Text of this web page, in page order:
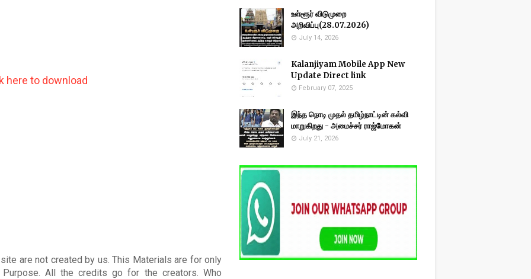
here to download
are not created by us. This Materials are for only
Purpose. All the credits go for the creators. Who
உள்ளூர் விடுமுறை
அறிவிப்பு(28.07.2026)
July 14, 2026
Kalanjiyam Mobile App New
Update Direct link
February 07, 2025
இந்த நொடி முதல் தமிழ்நாட்டின் கல்வி
மாறுகிறது - அமைச்சர் ராஜ்மோகன்
July 21, 2026